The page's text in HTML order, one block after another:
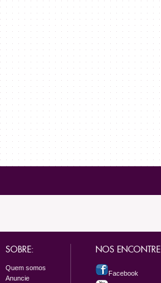
SOBRE:
Quem somos
Anuncie
NOS ENCONTRE
Facebook